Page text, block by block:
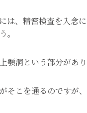
は、精密検査を入念
。
顎洞という部分があり
そこを通るのですが